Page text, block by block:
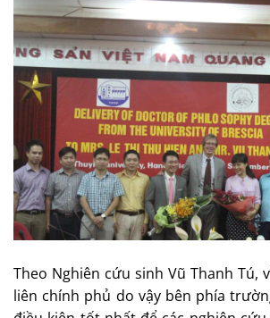
Theo Nghiên cứu sinh Vũ Thanh Tú,
liên chính phủ do vậy bên phía